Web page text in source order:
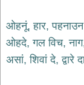
देश
भक्ति
भजन
ओहनूं, हार, पहनाउन
ओहदे, गल विच,
असां, शिवां दे, द्वारे